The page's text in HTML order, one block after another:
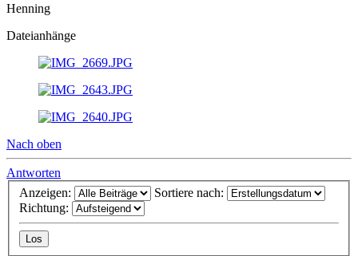
Henning
Dateianhänge
Nach oben
Antworten
Anzeigen:
Sortiere nach:
Richtung: